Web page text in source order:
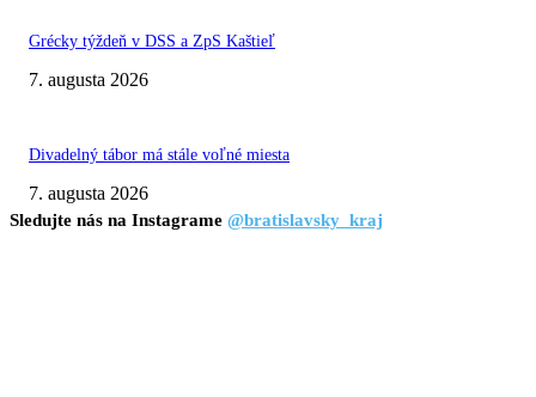
Grécky týždeň v DSS a ZpS Kaštieľ
7. augusta 2026
Divadelný tábor má stále voľné miesta
7. augusta 2026
Sledujte nás na Instagrame @bratislavsky_kraj